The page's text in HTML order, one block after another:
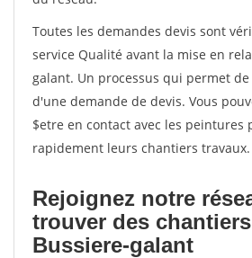
Toutes les demandes devis sont
service Qualité avant la mise en
galant. Un processus qui permet
d'une demande de devis. Vous
$etre en contact avec les peintures
rapidement leurs chantiers travaux.
Rejoignez notre
trouver des
Bussiere-galant